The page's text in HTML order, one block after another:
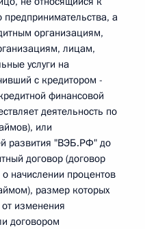
предпринимательства, а
организациям,
лицам,
услуги на
с кредитором -
финансовой
деятельность по
или
развития "ВЭБ.РФ" до
договор (договор
начислении процентов
размер которых
изменения
договором